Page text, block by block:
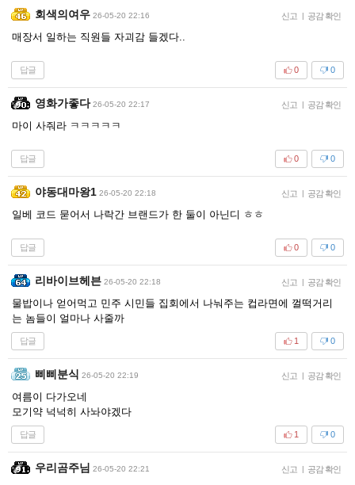
회색의여우 26-05-20 22:16 신고 | 공감 확인
매장서 일하는 직원들 자괴감 들겠다..
답글 0
0
영화가좋다 26-05-20 22:17 신고 | 공감 확인
마이 사줘라 ㅋㅋㅋㅋㅋ
답글 0
0
야동대마왕1 26-05-20 22:18 신고 | 공감 확인
일베 코드 묻어서 나락간 브랜드가 한 둘이 아닌디 ㅎㅎ
답글 0
0
리바이브헤븐 26-05-20 22:18 신고 | 공감 확인
물밥이나 얻어먹고 민주 시민들 집회에서 나눠주는 컵라면에 껄떡거리
는 놈들이 얼마나 사줄까
답글 0
1
삐삐분식 26-05-20 22:19 신고 | 공감 확인
여름이 다가오네
모기약 넉넉히 사놔야겠다
답글 0
1
우리곰주님 26-05-20 22:21 신고 | 공감 확인